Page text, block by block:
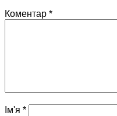
Коментар *
Ім'я *